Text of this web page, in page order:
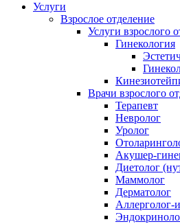
Услуги
Взрослое отделение
Услуги взрослого
Гинекология
Врачи взрослого
Терапевт
Невролог
Уролог
Акушер-
Диетолог
Маммолог
Дерматолог
Аллерголог-